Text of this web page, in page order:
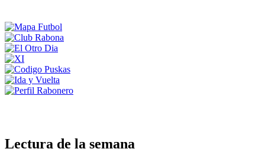
Lectura de la semana